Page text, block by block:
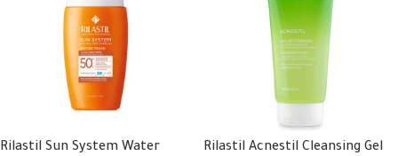
Rilastil Sun System Water
Rilastil Acnestil Cleansing Gel